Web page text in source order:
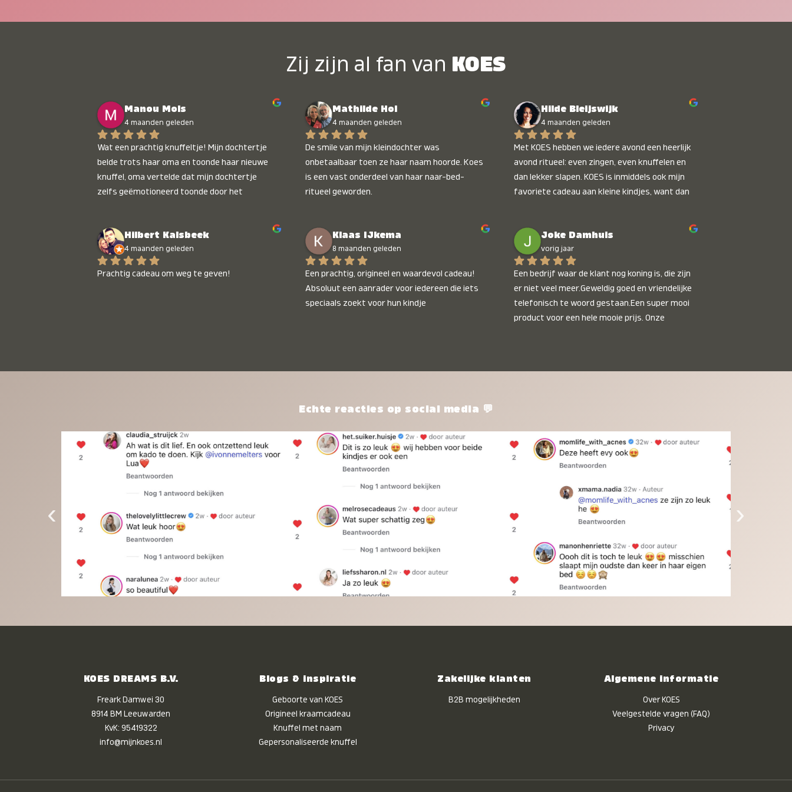
Zij zijn al fan van KOES
Manou Mols
4 maanden geleden
Wat een prachtig knuffeltje! Mijn dochtertje
belde trots haar oma en toonde haar nieuwe
knuffel, oma vertelde dat mijn dochtertje
zelfs geëmotioneerd toonde door het
Mathilde Hol
4 maanden geleden
De smile van mijn kleindochter was
onbetaalbaar toen ze haar naam hoorde. Koes
is een vast onderdeel van haar naar-bed-
ritueel geworden.
Hilde Bleijswijk
4 maanden geleden
Met KOES hebben we iedere avond een heerlijk
avond ritueel: even zingen, even knuffelen en
dan lekker slapen. KOES is inmiddels ook mijn
favoriete cadeau aan kleine kindjes, want dan
onbetaalbaar :)
Hilbert Kalsbeek
4 maanden geleden
Prachtig cadeau om weg te geven!
Klaas IJkema
8 maanden geleden
Een prachtig, origineel en waardevol cadeau!
Absoluut een aanrader voor iedereen die iets
speciaals zoekt voor hun kindje
Joke Damhuis
vorig jaar
Een bedrijf waar de klant nog koning is, die zijn
er niet veel meer.Geweldig goed en vriendelijke
telefonisch te woord gestaan.Een super mooi
product voor een hele mooie prijs. Onze
Echte reacties op social media 💬
‹ ›
KOES DREAMS B.V.
Freark Damwei 30
8914 BM Leeuwarden
KvK: 95419322
info@mijnkoes.nl
Blogs & inspiratie
Geboorte van KOES
Origineel kraamcadeau
Knuffel met naam
Gepersonaliseerde knuffel
Zakelijke klanten
B2B mogelijkheden
Algemene informatie
Over KOES
Veelgestelde vragen (FAQ)
Privacy